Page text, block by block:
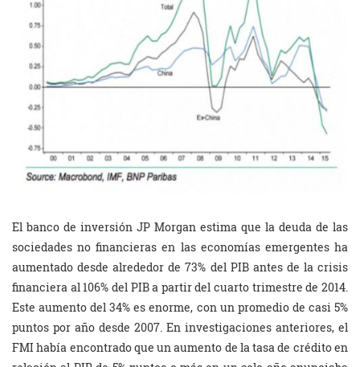
El banco de inversión JP Morgan estima que la deuda de las
sociedades no financieras en las economías emergentes ha
aumentado desde alrededor de 73% del PIB antes de la crisis
financiera al 106% del PIB a partir del cuarto trimestre de 2014.
Este aumento del 34% es enorme, con un promedio de casi 5%
puntos por año desde 2007. En investigaciones anteriores, el
FMI había encontrado que un aumento de la tasa de crédito en